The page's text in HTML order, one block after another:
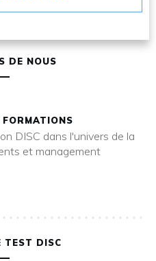
DE NOUS
DISC dans l'univers de la
et management
TEST DISC